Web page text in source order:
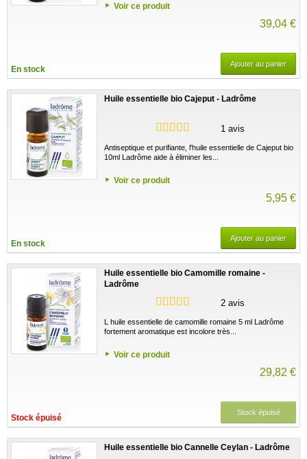
Voir ce produit
39,04 €
En stock
Ajouter au panier
Huile essentielle bio Cajeput - Ladrôme
1 avis
Antiseptique et purifiante, l'huile essentielle de Cajeput bio
10ml Ladrôme aide à éliminer les...
Voir ce produit
5,95 €
En stock
Ajouter au panier
Huile essentielle bio Camomille romaine -
Ladrôme
2 avis
L huile essentielle de camomille romaine 5 ml Ladrôme
fortement aromatique est incolore très...
Voir ce produit
29,82 €
Stock épuisé
Stock épuisé
Huile essentielle bio Cannelle Ceylan - Ladrôme